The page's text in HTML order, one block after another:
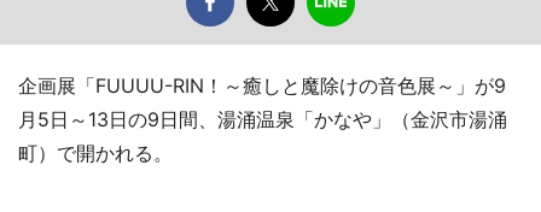
企画展「FUUUU-RIN！～癒しと魔除けの音色展～」が9
月5日～13日の9日間、湯涌温泉「かなや」（金沢市湯涌
町）で開かれる。